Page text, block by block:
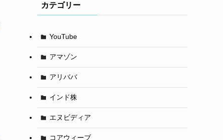
カテゴリー
YouTube
アマゾン
アリババ
インド株
エヌビディア
コアウィーブ